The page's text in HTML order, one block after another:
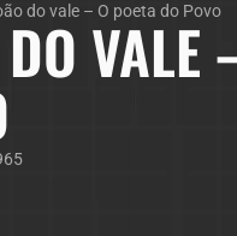
do vale – O poeta do Povo
VALE